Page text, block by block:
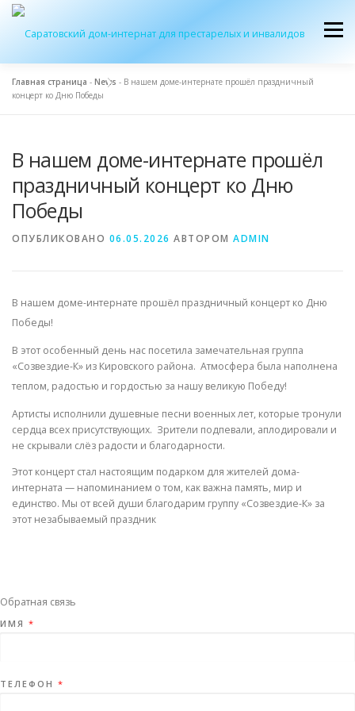
Перейти
содержимому
Меню
ОБ УЧРЕЖДЕНИИ
ЖУРНАЛ “ДОМ” КОНТАКТЫ
Главная страница - News - В нашем доме-интернате прошёл праздничный
концерт ко Дню Победы
В нашем доме-интернате прошёл
праздничный концерт ко Дню
Победы
ОПУБЛИКОВАНО 06.05.2026 АВТОРОМ ADMIN
В нашем доме-интернате прошёл праздничный концерт ко Дню
Победы!
В этот особенный день нас посетила замечательная группа
«Созвездие-К» из Кировского района. Атмосфера была наполнена
теплом, радостью и гордостью за нашу великую Победу!
Артисты исполнили душевные песни военных лет, которые тронули
сердца всех присутствующих. Зрители подпевали, аплодировали и
не скрывали слёз радости и благодарности.
Этот концерт стал настоящим подарком для жителей дома-
интерната — напоминанием о том, как важна память, мир и
единство. Мы от всей души благодарим группу «Созвездие-К» за
этот незабываемый праздник
Обратная связь
ИМЯ *
ТЕЛЕФОН *